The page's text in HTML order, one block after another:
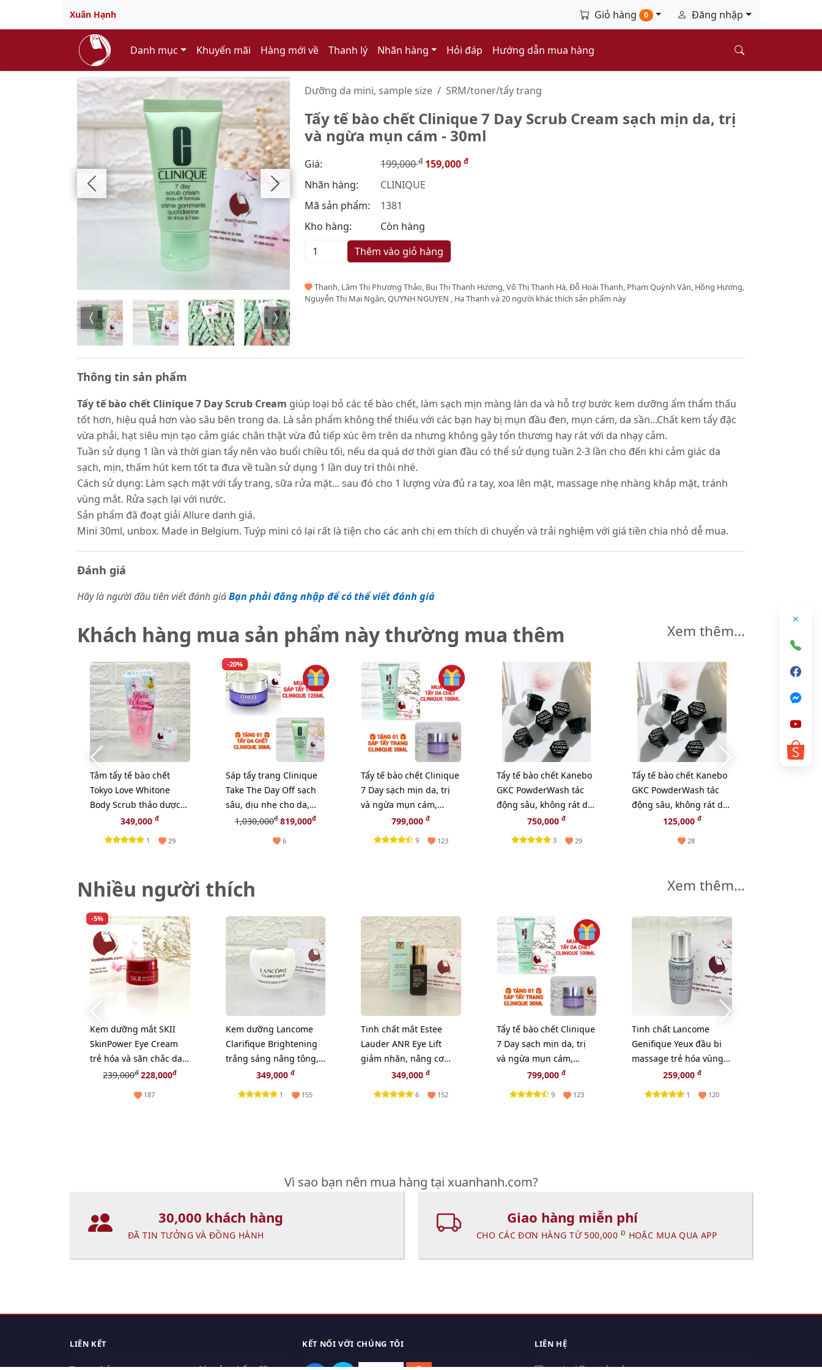
Xuân Hạnh Giỏ hàng 0 Đăng nhập
Danh mục Khuyến mãi Hàng mới về Thanh lý Nhãn hàng Hỏi đáp Hướng dẫn mua hàng
Dưỡng da mini, sample size SRM/toner/tẩy trang
Tẩy tế bào chết Clinique 7 Day Scrub Cream sạch mịn da, trị
và ngừa mụn cám - 30ml
Giá: 199,000đ 159,000 đ
Nhãn hàng:
CLINIQUE
Mã sản phẩm:
1381
Kho hàng:
Còn hàng
Thêm vào giỏ hàng
Thanh, Lâm Thị Phương Thảo, Bui Thi Thanh Hương, Võ Thị Thanh Hà, Đỗ Hoài Thanh, Phạm Quỳnh Vân, Hồng Hương,
Nguyễn Thị Mai Ngân, QUYNH NGUYEN , Ha Thanh và 20 người khác thích sản phẩm này
Thông tin sản phẩm
Tẩy tế bào chết Clinique 7 Day Scrub Cream giúp loại bỏ các tế bào chết, làm sạch mịn màng làn da và hỗ trợ bước kem dưỡng ẩm thẩm thấu
tốt hơn, hiệu quả hơn vào sâu bên trong da. Là sản phẩm không thể thiếu với các bạn hay bị mụn đầu đen, mụn cám, da sần...Chất kem tẩy đặc
vừa phải, hạt siêu mịn tạo cảm giác chân thật vừa đủ tiếp xúc êm trên da nhưng không gây tổn thương hay rát với da nhạy cảm.
Tuần sử dụng 1 lần và thời gian tẩy nên vào buổi chiều tối, nếu da quá dơ thời gian đầu có thể sử dụng tuần 2-3 lần cho đến khi cảm giác da
sạch, mịn, thấm hút kem tốt ta đưa về tuần sử dụng 1 lần duy trì thôi nhé.
Cách sử dụng: Làm sạch mặt với tẩy trang, sữa rửa mặt... sau đó cho 1 lượng vừa đủ ra tay, xoa lên mặt, massage nhẹ nhàng khắp mặt, tránh
vùng mắt. Rửa sạch lại với nước.
Sản phẩm đã đoạt giải Allure danh giá.
Mini 30ml, unbox. Made in Belgium. Tuýp mini có lại rất là tiện cho các anh chị em thích di chuyển và trải nghiệm với giá tiền chia nhỏ dễ mua.
Đánh giá
Hãy là người đầu tiên viết đánh giáBạn phải đăng nhập để có thể viết đánh giá
Khách hàng mua sản phẩm này thường mua thêm Xem thêm...
Tắm tẩy tế bào chết
Tokyo Love Whitone
Body Scrub thảo dược
thiên nhiên.
349,000đ
1 29
-20%
Sáp tẩy trang Clinique
Take The Day Off sạch
sâu, dịu nhẹ cho da,
125ml - MUA 1 TẶNG 1
1,030,000đ819,000đ
6
Tẩy tế bào chết Clinique
7 Day sạch mịn da, trị
và ngừa mụn cám,
100ml - TẶNG 1 SÁP TẨY
TRANG CLINIQUE
799,000đ
9 123
Tẩy tế bào chết Kanebo
GKC PowderWash tác
động sâu, không rát da,
hộp 32 viên750,000đ
3 29
Tẩy tế bào chết Kanebo
GKC PowderWash tác
động sâu, không rát da,
5 viên lẻ.125,000 đ
28
Nhiều người thích Xem thêm...
-5%
Kem dưỡng mắt SKII
SkinPower Eye Cream
trẻ hóa và săn chắc da
vùng mắt - 2.5g
239,000đ228,000đ
187
Kem dưỡng Lancome
Clarifique Brightening
trắng sáng nâng tông,
se mịn, 15ml
349,000 đ
1 155
Tinh chất mắt Estee
Lauder ANR Eye Lift
giảm nhăn, nâng cơ
mắt chuyên sâu, 5ml
(New)
349,000đ
6 152
Tẩy tế bào chết Clinique
7 Day sạch mịn da, trị
và ngừa mụn cám,
100ml - TẶNG 1 SÁP TẨY
TRANG CLINIQUE
799,000đ
9 123
Tinh chất Lancome
Genifique Yeux đầu bi
massage trẻ hóa vùng
mắt, 5ml.259,000 đ
1 120
Vì sao bạn nên mua hàng tại xuanhanh.com?
30,000 khách hàng
ĐÃ TIN TƯỞNG VÀ ĐỒNG HÀNH
Giao hàng miễn phí
CHO CÁC ĐƠN HÀNG TỪ 500,000 Đ HOẶC MUA QUA APP
LIÊN KẾT KẾT NỐI VỚI CHÚNG TÔI LIÊN HỆ